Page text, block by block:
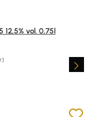
12,5% vol. 0,75l